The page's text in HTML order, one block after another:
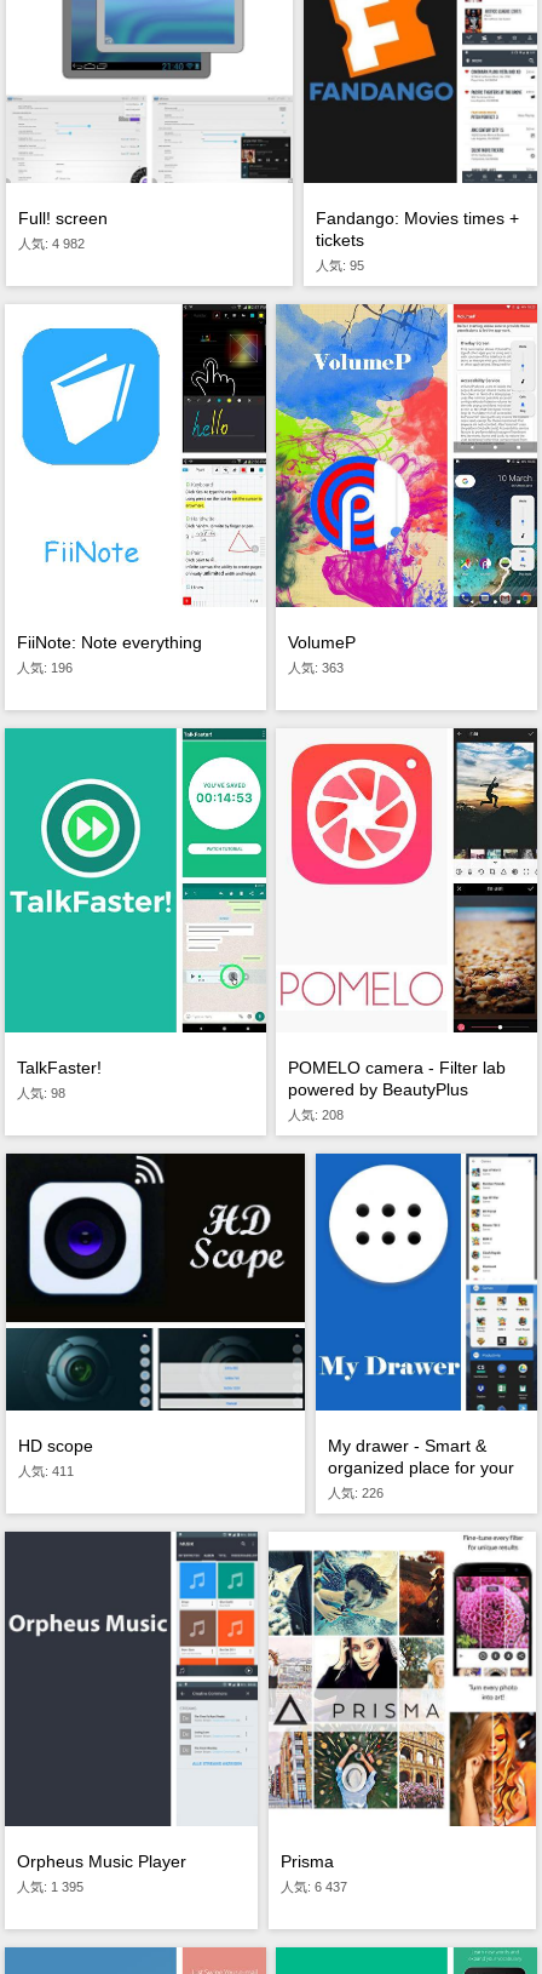
Full! screen
人気: 4 982
Fandango: Movies times +
tickets
人気: 95
FiiNote: Note everything
人気: 196
VolumeP
人気: 363
TalkFaster!
人気: 98
POMELO camera - Filter lab
powered by BeautyPlus
人気: 208
HD scope
人気: 411
My drawer - Smart &
organized place for your
apps
人気: 226
Orpheus Music Player
人気: 1 395
Prisma
人気: 6 437